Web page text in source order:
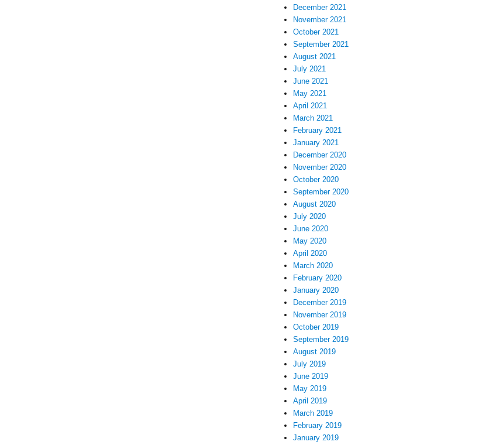
December 2021
November 2021
October 2021
September 2021
August 2021
July 2021
June 2021
May 2021
April 2021
March 2021
February 2021
January 2021
December 2020
November 2020
October 2020
September 2020
August 2020
July 2020
June 2020
May 2020
April 2020
March 2020
February 2020
January 2020
December 2019
November 2019
October 2019
September 2019
August 2019
July 2019
June 2019
May 2019
April 2019
March 2019
February 2019
January 2019